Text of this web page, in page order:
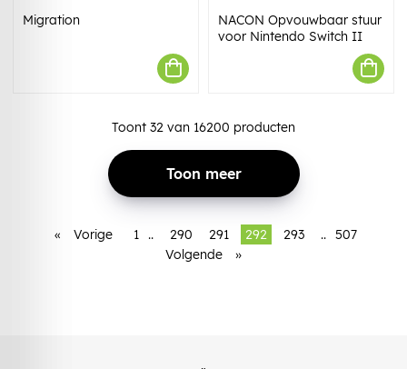
Migration
NACON Opvouwbaar stuur
voor Nintendo Switch II
Toont 32 van 16200 producten
Toon meer
« Vorige 1 .. 290 291 292 293 .. 507
Volgende
»